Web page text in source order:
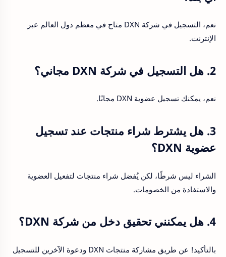
نعم، التسجيل في شركة DXN متاح في معظم دول العالم عبر
الإنترنت.
2. هل التسجيل في شركة DXN مجاني؟
نعم، يمكنك تسجيل عضوية DXN مجانًا.
3. هل يشترط شراء منتجات عند تسجيل
عضوية DXN؟
الشراء ليس شرطًا، لكن يُفضل شراء منتجات لتفعيل العضوية
والاستفادة من الخصومات.
4. هل يمكنني تحقيق دخل من شركة DXN؟
بالتأكيد! عن طريق مشاركة منتجات DXN ودعوة الآخرين للتسجيل